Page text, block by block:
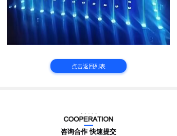
点击返回列表
咨询合作 快速提交